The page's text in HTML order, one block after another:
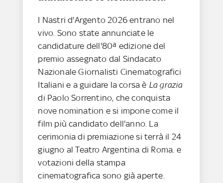
I Nastri d'Argento 2026 entrano nel
vivo. Sono state annunciate le
candidature dell'80ª edizione del
premio assegnato dal Sindacato
Nazionale Giornalisti Cinematografici
Italiani e a guidare la corsa è La grazia
di Paolo Sorrentino, che conquista
nove nomination e si impone come il
film più candidato dell'anno. La
cerimonia di premiazione si terrà il 24
giugno al Teatro Argentina di Roma. e
votazioni della stampa
cinematografica sono già aperte.